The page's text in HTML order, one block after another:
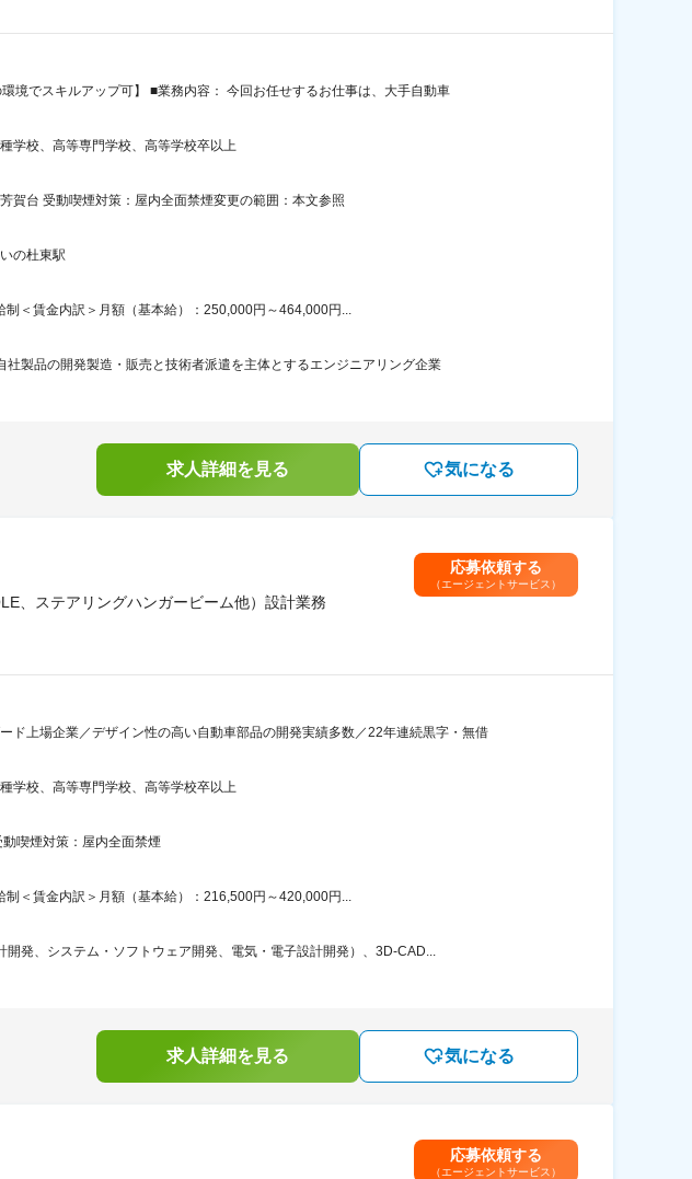
境でスキルアップ可】 ■業務内容： 今回お任せするお仕事は、大手自動車
学校、高等専門学校、高等学校卒以上
賀台 受動喫煙対策：屋内全面禁煙変更の範囲：本文参照
の杜東駅
＜賃金内訳＞月額（基本給）：250,000円～464,000円...
製品の開発製造・販売と技術者派遣を主体とするエンジニアリング企業
求人詳細を見る 気になる
、ステアリングハンガービーム他）設計業務
応募依頼する
（エージェントサービス）
ド上場企業／デザイン性の高い自動車部品の開発実績多数／22年連続黒字・無借
学校、高等専門学校、高等学校卒以上
喫煙対策：屋内全面禁煙
＜賃金内訳＞月額（基本給）：216,500円～420,000円...
発、システム・ソフトウェア開発、電気・電子設計開発）、3D-CAD...
求人詳細を見る 気になる
応募依頼する
（エージェントサービス）